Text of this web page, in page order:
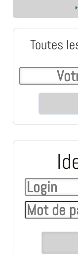
Toutes